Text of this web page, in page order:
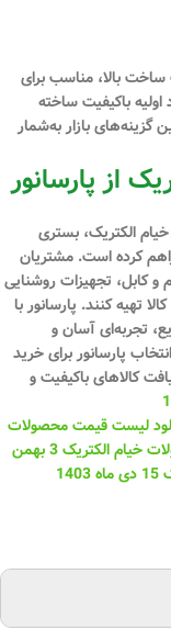
ساخت بالا، مناسب برای
باکیفیت ساخته
گزینه‌های بازار به‌شمار
از پارسانور
الکتریک، بستری
کرده است. مشتریان
کابل، تجهیزات روشنایی
تهیه کنند. پارسانور با
تجربه‌ای آسان و
پارسانور برای خرید
کالاهای باکیفیت و
لیست قیمت محصولات
دانلود لیست قیمت محصولات خیام الکتریک 3 بهمن